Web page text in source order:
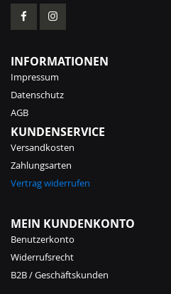
INFORMATIONEN
Impressum
Datenschutz
AGB
KUNDENSERVICE
Versandkosten
Zahlungsarten
Vertrag widerrufen
MEIN KUNDENKONTO
Benutzerkonto
Widerrufsrecht
B2B / Geschäftskunden